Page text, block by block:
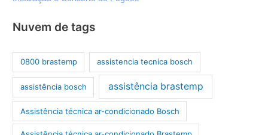
Nuvem de tags
0800 brastemp assistencia tecnica bosch
assistência bosch assistência brastemp
Assistência técnica ar-condicionado Bosch